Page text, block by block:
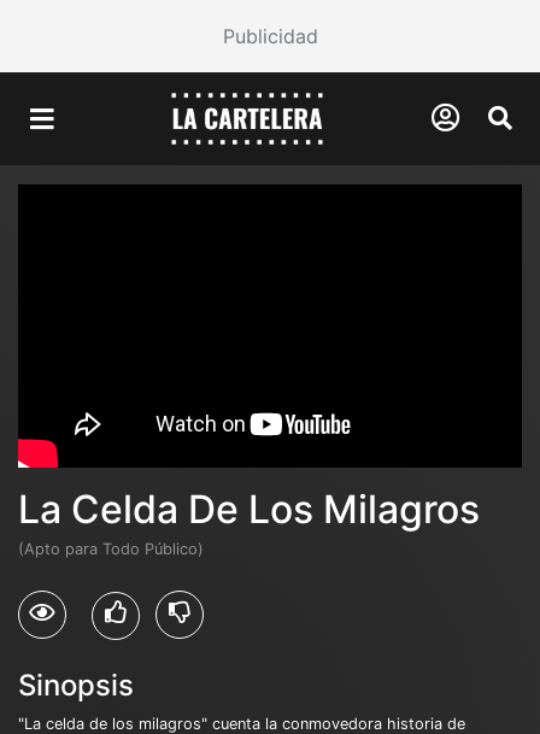
Publicidad
La Celda De Los Milagros
(Apto para Todo Público)
Sinopsis
"La celda de los milagros" cuenta la conmovedora historia de